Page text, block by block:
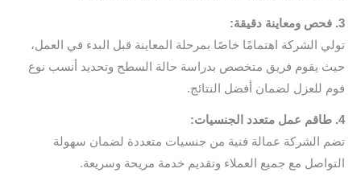
3. فحص ومعاينة دقيقة:
تولي الشركة اهتمامًا خاصًا بمرحلة المعاينة قبل البدء في العمل،
حيث يقوم فريق متخصص بدراسة حالة السطح وتحديد أنسب نوع
فوم للعزل لضمان أفضل النتائج.
4. طاقم عمل متعدد الجنسيات:
تضم الشركة عمالة فنية من جنسيات متعددة لضمان سهولة
التواصل مع جميع العملاء وتقديم خدمة مريحة وسريعة.